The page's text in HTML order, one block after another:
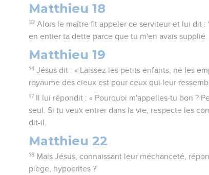
Matthieu 18
32 Alors le maître fit appeler ce serviteur et lui dit :
en entier ta dette parce que tu m'en avais supplié.
Matthieu 19
14 Jésus dit : « Laissez les petits enfants, ne les
royaume des cieux est pour ceux qui leur
17
Il lui répondit : « Pourquoi m'appelles-tu bon ?
seul. Si tu veux entrer dans la vie, respecte les
dit-il.
Matthieu 22
18 Mais Jésus, connaissant leur méchanceté,
piège, hypocrites ?